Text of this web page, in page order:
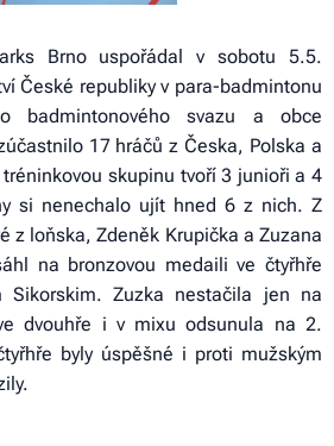
Brno uspořádal v sobotu 5.5.
České republiky v para-badmintonu
badmintonového svazu a obce
17 hráčů z Česka, Polska a
skupinu tvoří 3 junioři a 4
si nenechalo ujít hned 6 z nich. Z
z loňska, Zdeněk Krupička a Zuzana
na bronzovou medaili ve čtyřhře
Sikorskim. Zuzka nestačila jen na
dvouhře i v mixu odsunula na 2.
byly úspěšné i proti mužským